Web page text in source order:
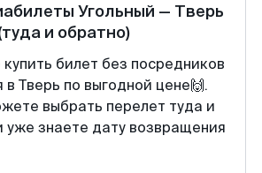
Угольный — Тверь
и обратно)
билет без посредников
Тверь по выгодной цене🙌.
выбрать перелет туда и
уже знаете дату возвращения